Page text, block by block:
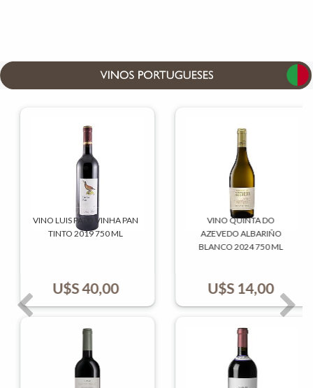
Previo
VINO LUIS PATO VINHA PAN
TINTO 2019 750 ML
U$S40,00
VINO QUINTA DO
AZEVEDO ALBARIÑO
BLANCO 2024 750 ML
U$S14,00